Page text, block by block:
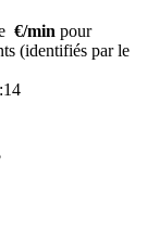
€/min pour
(identifiés par le